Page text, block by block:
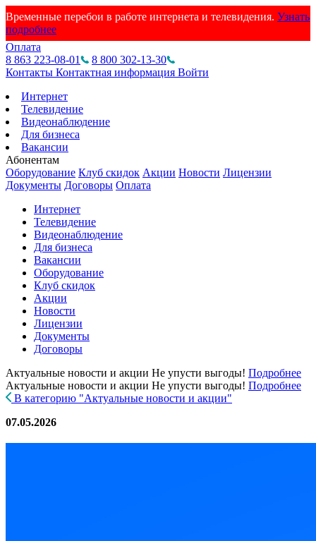
Временные перебои в работе интернета и телевидения. Узнать
подробнее
Оплата
8 863 223-08-01
8 800 302-13-30
Контакты Контактная информация Войти
Интернет
Телевидение
Видеонаблюдение
Для бизнеса
Вакансии
Абонентам
Оборудование Клуб скидок Акции Новости Лицензии
Документы Договоры Оплата
Интернет
Телевидение
Видеонаблюдение
Для бизнеса
Вакансии
Оборудование
Клуб скидок
Акции
Новости
Лицензии
Документы
Договоры
Актуальные новости и акции Не упусти выгоды! Подробнее
Актуальные новости и акции Не упусти выгоды! Подробнее
В категорию "Актуальные новости и акции"
07.05.2026